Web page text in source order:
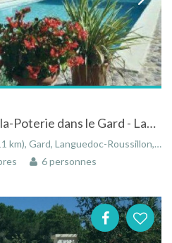
Maison à Saint-Quentin-la-Poterie dans le Gard - Languedoc-Roussillon avec grande piscine et jardin
Languedoc-Roussillon, Occitanie, France
6 personnes